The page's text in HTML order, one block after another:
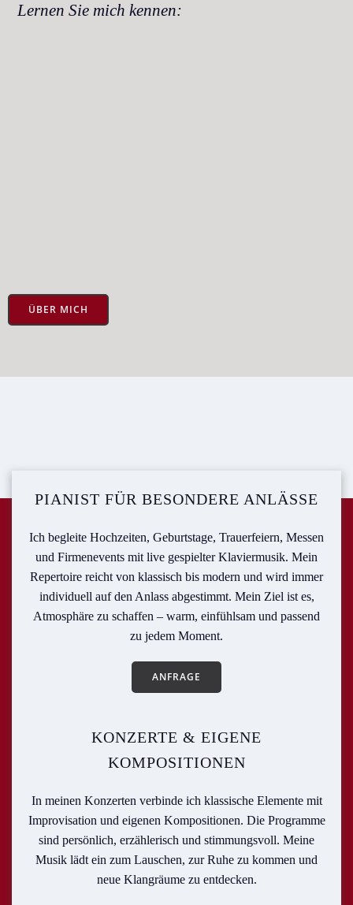
Lernen Sie mich kennen:
ÜBER MICH
PIANIST FÜR BESONDERE ANLÄSSE
Ich begleite Hochzeiten, Geburtstage, Trauerfeiern, Messen
und Firmenevents mit live gespielter Klaviermusik. Mein
Repertoire reicht von klassisch bis modern und wird immer
individuell auf den Anlass abgestimmt. Mein Ziel ist es,
Atmosphäre zu schaffen – warm, einfühlsam und passend
zu jedem Moment.
ANFRAGE
KONZERTE & EIGENE
KOMPOSITIONEN
In meinen Konzerten verbinde ich klassische Elemente mit
Improvisation und eigenen Kompositionen. Die Programme
sind persönlich, erzählerisch und stimmungsvoll. Meine
Musik lädt ein zum Lauschen, zur Ruhe zu kommen und
neue Klangräume zu entdecken.